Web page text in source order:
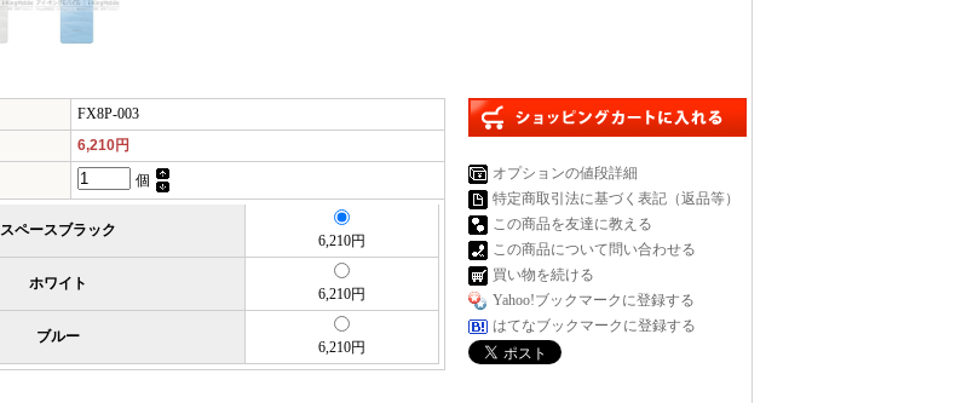
FX8P-003
6,210円
個
スペースブラック
6,210円
ホワイト
6,210円
ブルー
6,210円
オプションの値段詳細
特定商取引法に基づく表記（返品等）
この商品を友達に教える
この商品について問い合わせる
買い物を続ける
Yahoo!ブックマークに登録する
はてなブックマークに登録する